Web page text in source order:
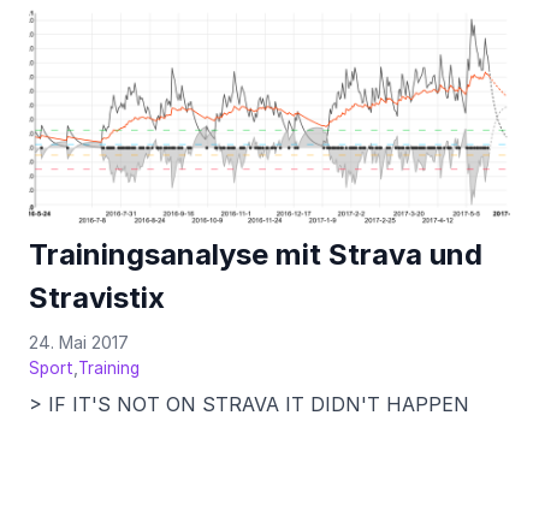
Trainingsanalyse mit Strava und
Stravistix
24. Mai 2017
Sport Training
> IF IT'S NOT ON STRAVA IT DIDN'T HAPPEN